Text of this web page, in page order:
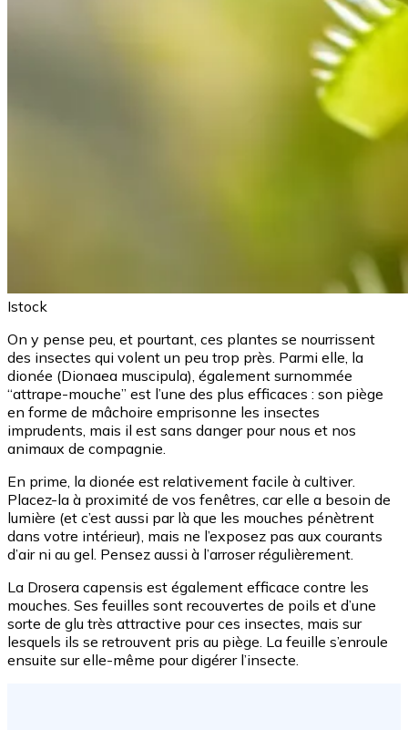
Istock
On y pense peu, et pourtant, ces plantes se nourrissent
des insectes qui volent un peu trop près. Parmi elle, la
dionée (Dionaea muscipula), également surnommée
“attrape-mouche” est l’une des plus efficaces : son piège
en forme de mâchoire emprisonne les insectes
imprudents, mais il est sans danger pour nous et nos
animaux de compagnie.
En prime, la dionée est relativement facile à cultiver.
Placez-la à proximité de vos fenêtres, car elle a besoin de
lumière (et c’est aussi par là que les mouches pénètrent
dans votre intérieur), mais ne l’exposez pas aux courants
d’air ni au gel. Pensez aussi à l’arroser régulièrement.
La Drosera capensis est également efficace contre les
mouches. Ses feuilles sont recouvertes de poils et d’une
sorte de glu très attractive pour ces insectes, mais sur
lesquels ils se retrouvent pris au piège. La feuille s’enroule
ensuite sur elle-même pour digérer l’insecte.